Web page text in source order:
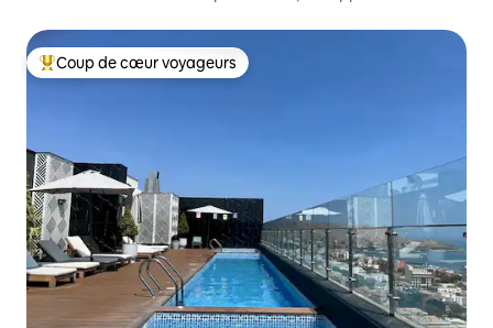
Coup de cœur voyageurs parmi les plus aimés
Coup de cœur voyageurs